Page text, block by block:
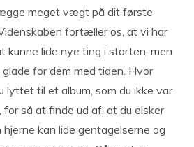
meget vægt på dit første
fortæller os, at vi har
kunne lide nye ting i starten, men
for dem med tiden. Hvor
lyttet til et album, som du ikke var
så at finde ud af, at du elsker
kan lide gentagelserne og